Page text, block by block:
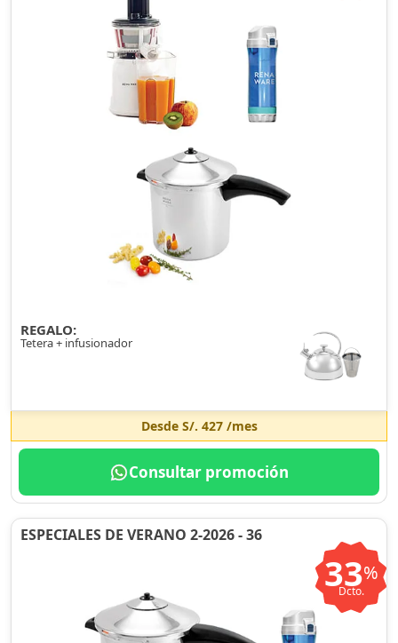
REGALO:
Tetera + infusionador
Desde S/. 427/mes
Consultar promoción
ESPECIALES DE VERANO 2-2026 - 36
33%
Dcto.